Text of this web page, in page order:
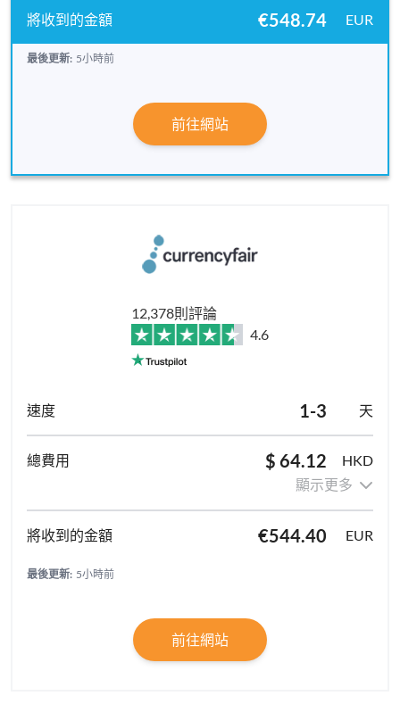
€548.74 EUR
最後更新: 5小時前
前往網站
12,378則評論
4.6
1-3 天
$ 64.12
HKD
顯示更多
€544.40 EUR
最後更新: 5小時前
前往網站